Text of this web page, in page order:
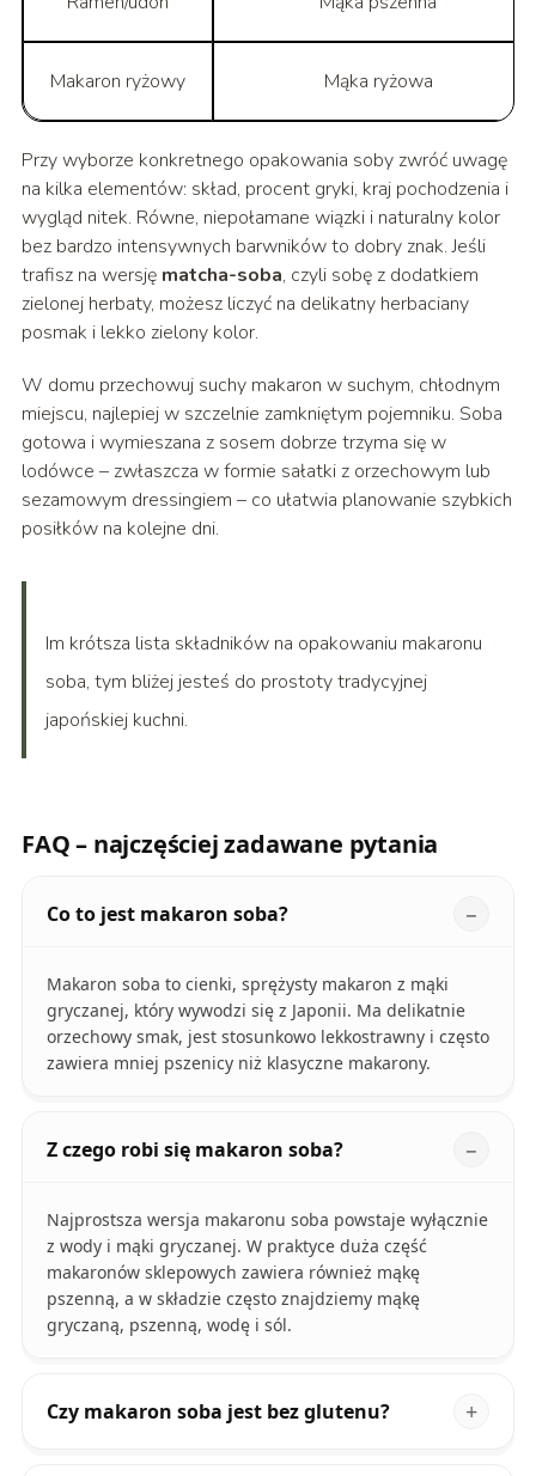
Makaron ryżowy Mąka ryżowa
Przy wyborze konkretnego opakowania soby zwróć uwagę
na kilka elementów: skład, procent gryki, kraj pochodzenia i
wygląd nitek. Równe, niepołamane wiązki i naturalny kolor
bez bardzo intensywnych barwników to dobry znak. Jeśli
trafisz na wersję matcha-soba, czyli sobę z dodatkiem
zielonej herbaty, możesz liczyć na delikatny herbaciany
posmak i lekko zielony kolor.
W domu przechowuj suchy makaron w suchym, chłodnym
miejscu, najlepiej w szczelnie zamkniętym pojemniku. Soba
gotowa i wymieszana z sosem dobrze trzyma się w
lodówce – zwłaszcza w formie sałatki z orzechowym lub
sezamowym dressingiem – co ułatwia planowanie szybkich
posiłków na kolejne dni.
Im krótsza lista składników na opakowaniu makaronu
soba, tym bliżej jesteś do prostoty tradycyjnej
japońskiej kuchni.
FAQ – najczęściej zadawane pytania
Co to jest makaron soba?
Makaron soba to cienki, sprężysty makaron z mąki
gryczanej, który wywodzi się z Japonii. Ma delikatnie
orzechowy smak, jest stosunkowo lekkostrawny i często
zawiera mniej pszenicy niż klasyczne makarony.
Z czego robi się makaron soba?
Najprostsza wersja makaronu soba powstaje wyłącznie
z wody i mąki gryczanej. W praktyce duża część
makaronów sklepowych zawiera również mąkę
pszenną, a w składzie często znajdziemy mąkę
gryczaną, pszenną, wodę i sól.
Czy makaron soba jest bez glutenu?